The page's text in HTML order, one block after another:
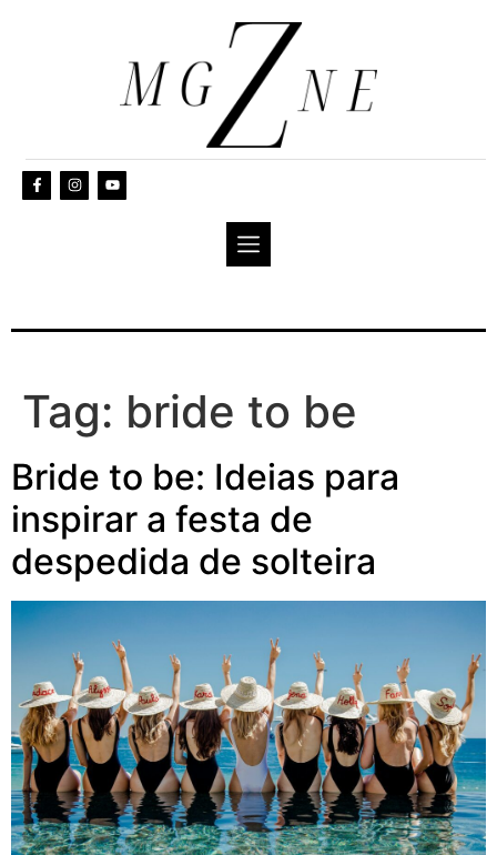
Tag: bride to be
Bride to be: Ideias para
inspirar a festa de
despedida de solteira